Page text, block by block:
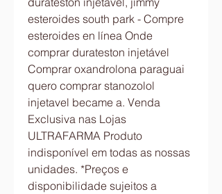
esteroides south park - Compre
esteroides en línea Onde
comprar durateston injetável
Comprar oxandrolona paraguai
quero comprar stanozolol
injetavel became a. Venda
Exclusiva nas Lojas
ULTRAFARMA Produto
indisponível em todas as nossas
unidades. *Preços e
disponibilidade sujeitos a